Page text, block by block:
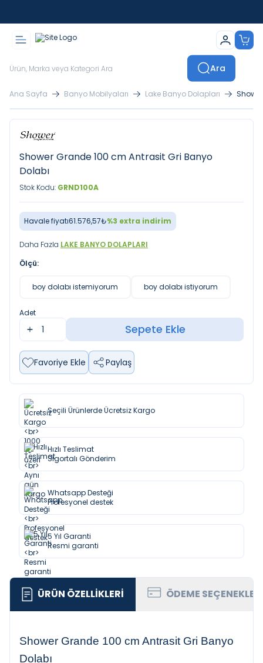
Ara
Ana Sayfa Banyo Mobilyaları Lake Banyo Dolapları
Shower Grande 100 cm Antrasit Gri Banyo
Dolabı
Stok Kodu: GRND100A
Havale fiyatı61.576,57₺%3 extra indirim
Daha Fazla LAKE BANYO DOLAPLARI
Ölçü:
boy dolabı istemiyorum boy dolabı istiyorum
Adet
Sepete Ekle
Favoriye Ekle Paylaş
Seçili Ürünlerde Ücretsiz Kargo
Hızlı Teslimat
Sigortalı Gönderim
Whatsapp Desteği
Profesyonel destek
5 Yıl Garanti
Resmi garanti
ÜRÜN ÖZELLIKLERI ÖDEME
Shower Grande 100 cm Antrasit Gri Banyo
Dolabı